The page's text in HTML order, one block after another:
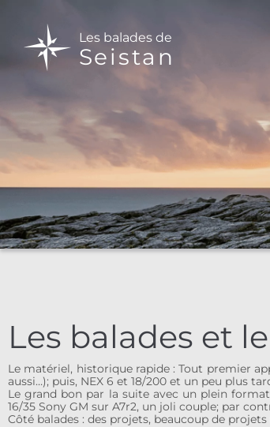
Les balades de
Seistan
Les balades et
Le matériel, historique rapide : Tout premier
aussi…); puis, NEX 6 et 18/200 et un peu plus
Le grand bon par la suite avec un plein
16/35 Sony GM sur A7r2, un joli couple; par
Côté balades : des projets, beaucoup de